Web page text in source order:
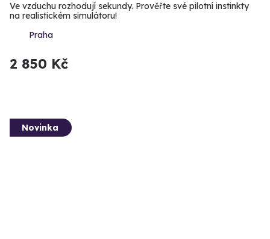
Ve vzduchu rozhodují sekundy. Prověřte své pilotní instinkty
na realistickém simulátoru!
Praha
2 850 Kč
Novinka